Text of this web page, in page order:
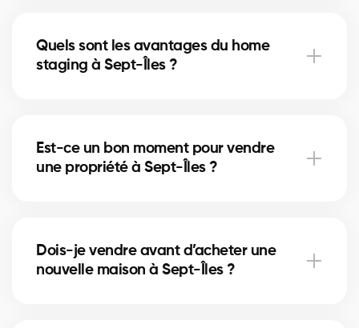
prix compétitif qui attire des acheteurs sérieux.
Quels sont les avantages du home
staging à Sept-Îles ?
accélérer la vente et augmenter le prix obtenu.
Est-ce un bon moment pour vendre
une propriété à Sept-Îles ?
vous conseillent selon les tendances actuelles.
Dois-je vendre avant d’acheter une
nouvelle maison à Sept-Îles ?